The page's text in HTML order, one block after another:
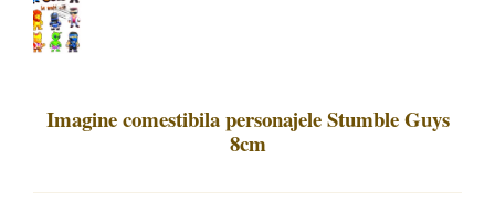
Imagine comestibila personajele Stumble Guys
8cm